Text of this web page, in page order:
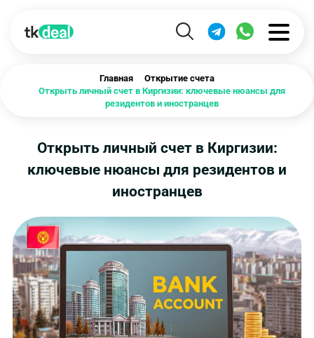
Главная
Открытие счета
Открыть личный счет в Киргизии: ключевые нюансы для
резидентов и иностранцев
Открыть личный счет в Киргизии:
ключевые нюансы для резидентов и
иностранцев